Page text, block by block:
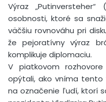
Výraz „Putinversteher“
osobnosti, ktoré sa
väčšiu rovnováhu pri
že pejoratívny výraz
komplikuje diplomaciu.
V piatkovom
opýtali, ako vníma tento
na označenie ľudí, ktorí